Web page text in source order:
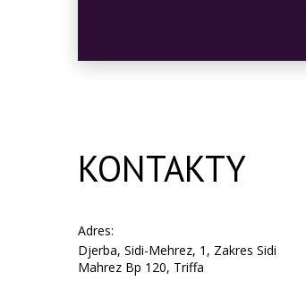
KONTAKTY
Adres:
Djerba, Sidi-Mehrez, 1, Zakres Sidi
Mahrez Bp 120, Triffa